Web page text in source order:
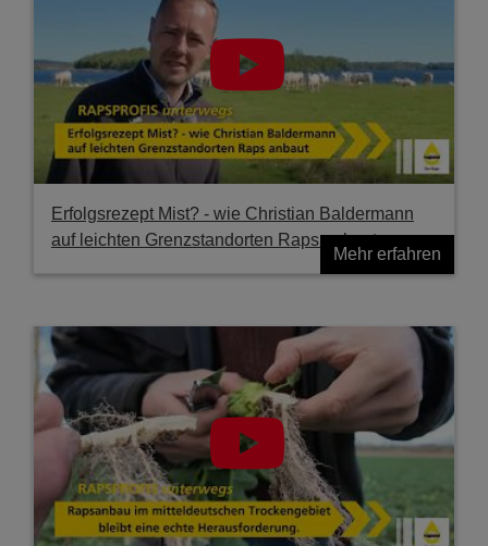
Erfolgsrezept Mist? - wie Christian Baldermann
auf leichten Grenzstandorten Raps anbaut
Mehr erfahren